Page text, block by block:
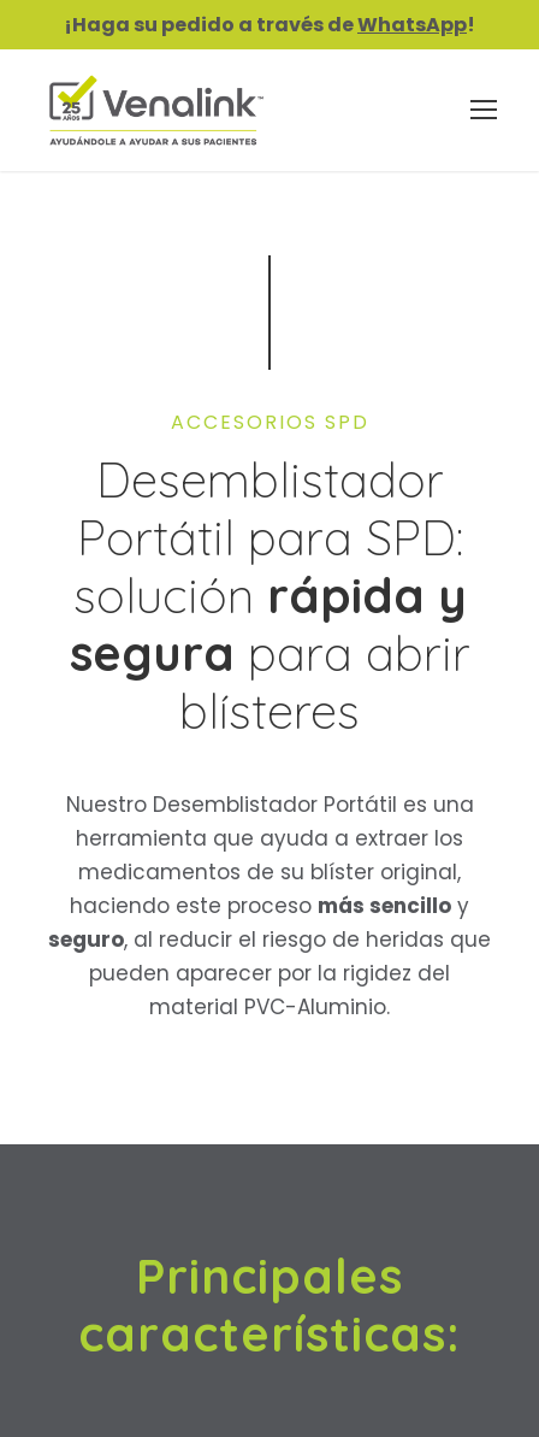
¡Haga su pedido a través deWhatsApp!
ACCESORIOS SPD
Desemblistador
Portátil para SPD:
solución rápida y
segura para abrir
blísteres
Nuestro Desemblistador Portátil es una
herramienta que ayuda a extraer los
medicamentos de su blíster original,
haciendo este proceso más sencillo y
seguro, al reducir el riesgo de heridas que
pueden aparecer por la rigidez del
material PVC-Aluminio.
Principales
características: